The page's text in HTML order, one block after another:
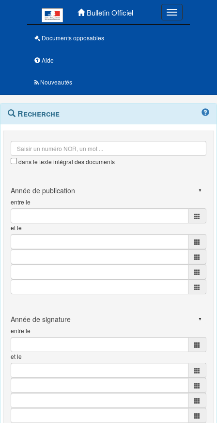
Bulletin Officiel Toggle
Documents opposables
Aide
Nouveautés
Navigation
outils
Menu
contextuel
Recherche
dans le texte intégral des documents
entre le
et le
entre le
et le